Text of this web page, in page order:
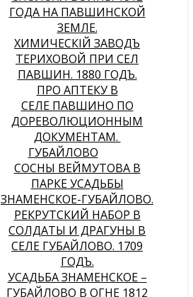
ГОДА НА ПАВШИНСКОЙ
ЗЕМЛЕ.
ХИМИЧЕСКIЙ ЗАВОДЪ
ТЕРИХОВОЙ ПРИ СЕЛѢ
ПАВШИНѢ. 1880 ГОДЪ.
ПРО АПТЕКУ В
СЕЛЕ ПАВШИНО ПО
ДОРЕВОЛЮЦИОННЫМ
ДОКУМЕНТАМ.
ГУБАЙЛОВО
СОСНЫ ВЕЙМУТОВА В
ПАРКЕ УСАДЬБЫ
ЗНАМЕНСКОЕ-ГУБАЙЛОВО.
РЕКРУТСКИЙ НАБОР В
СОЛДАТЫ И ДРАГУНЫ В
СЕЛЕ ГУБАЙЛОВО. 1709
ГОДЪ.
УСАДЬБА ЗНАМЕНСКОЕ –
ГУБАЙЛОВО В ОГНЕ 1812